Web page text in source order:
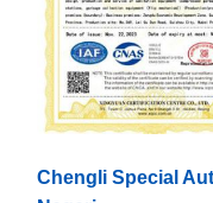
Chengli Special